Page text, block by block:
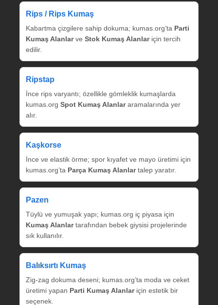
Rips / Rips Kumaş
Kabartma çizgilere sahip dokuma; kumas.org’ta Parti
Kumaş Alanlarve Stok Kumaş Alanlariçin tercih
edilir.
Ripstap
İnce rips varyantı; özellikle gömleklik kumaşlarda
kumas.org Spot Kumaş Alanlararamalarında yer
alır.
Kaşkorse
İnce ve elastik örme; spor kıyafet ve mayo üretimi için
kumas.org’ta Parça Kumaş Alanlartalep yaratır.
Pazen
Tüylü ve yumuşak yapı; kumas.org iç piyasa için
Kumaş Alanlartarafından bebek giysisi projelerinde
sık kullanılır.
Balıksırtı Kumaş
Zig‑zag dokuma deseni; kumas.org’ta moda ve ceket
üretimi yapan Parti Kumaş Alanlariçin estetik bir
seçenek.